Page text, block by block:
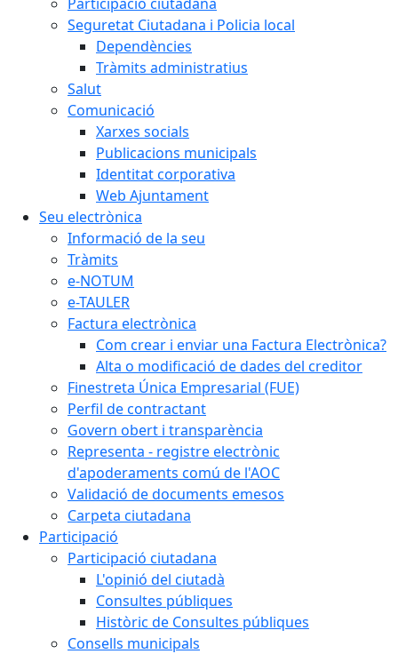
Seguretat Ciutadana i Policia local
Dependències
Tràmits administratius
Salut
Comunicació
Xarxes socials
Publicacions municipals
Identitat corporativa
Web Ajuntament
Seu electrònica
Informació de la seu
Tràmits
e-NOTUM
e-TAULER
Factura electrònica
Com crear i enviar una Factura Electrònica?
Alta o modificació de dades del creditor
Finestreta Única Empresarial (FUE)
Perfil de contractant
Govern obert i transparència
Representa - registre electrònic
d'apoderaments comú de l'AOC
Validació de documents emesos
Carpeta ciutadana
Participació
Participació ciutadana
L'opinió del ciutadà
Consultes públiques
Històric de Consultes públiques
Consells municipals